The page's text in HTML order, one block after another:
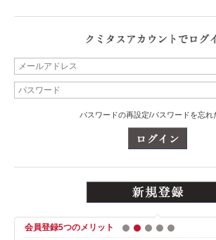
パスワードの再設定/パスワードを忘れ
会員登録5つのメリット 1 2 3 4